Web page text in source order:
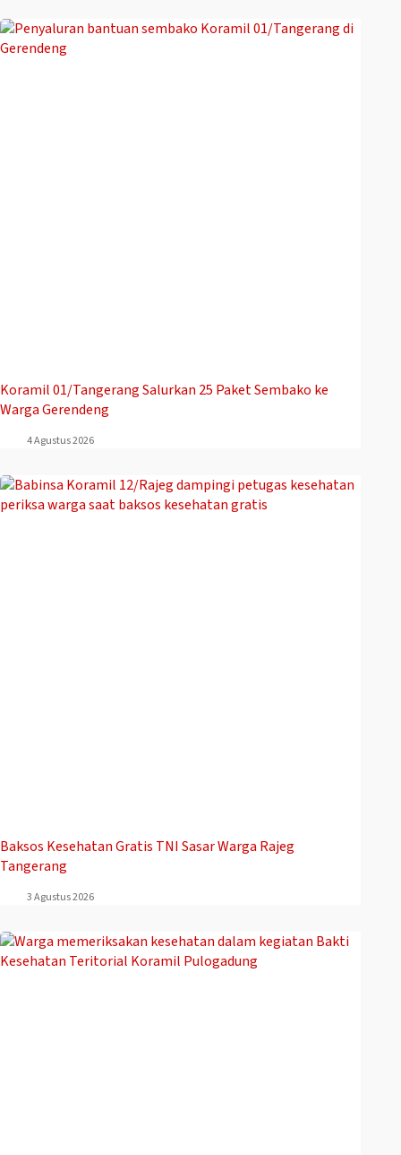
Koramil 01/Tangerang Salurkan 25 Paket Sembako ke
Warga Gerendeng
4 Agustus 2026
Baksos Kesehatan Gratis TNI Sasar Warga Rajeg
Tangerang
3 Agustus 2026